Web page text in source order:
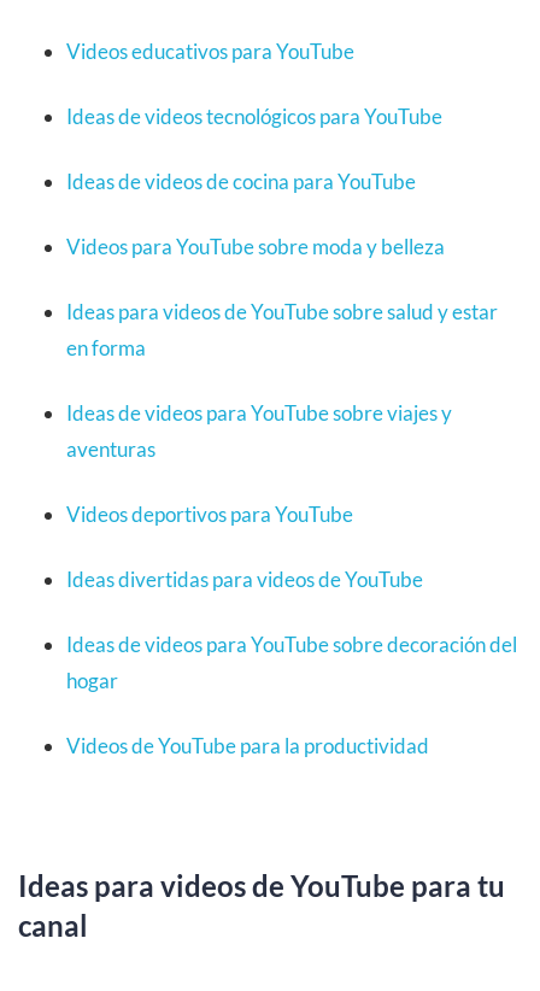
Videos educativos para YouTube
Ideas de videos tecnológicos para YouTube
Ideas de videos de cocina para YouTube
Videos para YouTube sobre moda y belleza
Ideas para videos de YouTube sobre salud y estar
en forma
Ideas de videos para YouTube sobre viajes y
aventuras
Videos deportivos para YouTube
Ideas divertidas para videos de YouTube
Ideas de videos para YouTube sobre decoración del
hogar
Videos de YouTube para la productividad
Ideas para videos de YouTube para tu
canal